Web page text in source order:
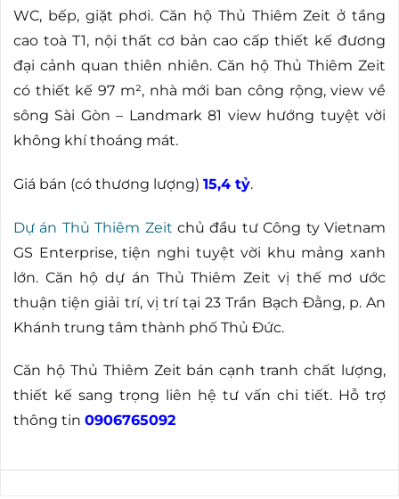
WC, bếp, giặt phơi. Căn hộ Thủ Thiêm Zeit ở tầng
cao toà T1, nội thất cơ bản cao cấp thiết kế đương
đại cảnh quan thiên nhiên. Căn hộ Thủ Thiêm Zeit
có thiết kế 97 m², nhà mới ban công rộng, view về
sông Sài Gòn – Landmark 81 view hướng tuyệt vời
không khí thoáng mát.
Giá bán (có thương lượng) 15,4 tỷ.
Dự án Thủ Thiêm Zeit chủ đầu tư Công ty Vietnam
GS Enterprise, tiện nghi tuyệt vời khu mảng xanh
lớn. Căn hộ dự án Thủ Thiêm Zeit vị thế mơ ước
thuận tiện giải trí, vị trí tại 23 Trần Bạch Đằng, p. An
Khánh trung tâm thành phố Thủ Đức.
Căn hộ Thủ Thiêm Zeit bán cạnh tranh chất lượng,
thiết kế sang trọng liên hệ tư vấn chi tiết. Hỗ trợ
thông tin 0906765092